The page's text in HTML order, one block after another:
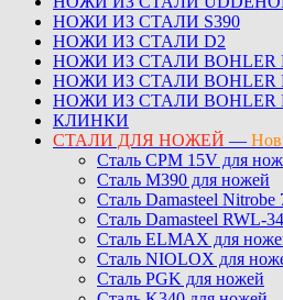
НОЖИ ИЗ СТАЛИ S390
НОЖИ ИЗ СТАЛИ D2
НОЖИ ИЗ СТАЛИ BOHLER
НОЖИ ИЗ СТАЛИ BOHLER
НОЖИ ИЗ СТАЛИ BOHLER
КЛИНКИ
СТАЛИ ДЛЯ НОЖЕЙ —
Сталь CPM 15V для
Сталь M390 для ножей
Сталь Damasteel Nitrobe
Сталь Damasteel RWL-
Сталь ELMAX для
Сталь NIOLOX для
Сталь PGK для ножей